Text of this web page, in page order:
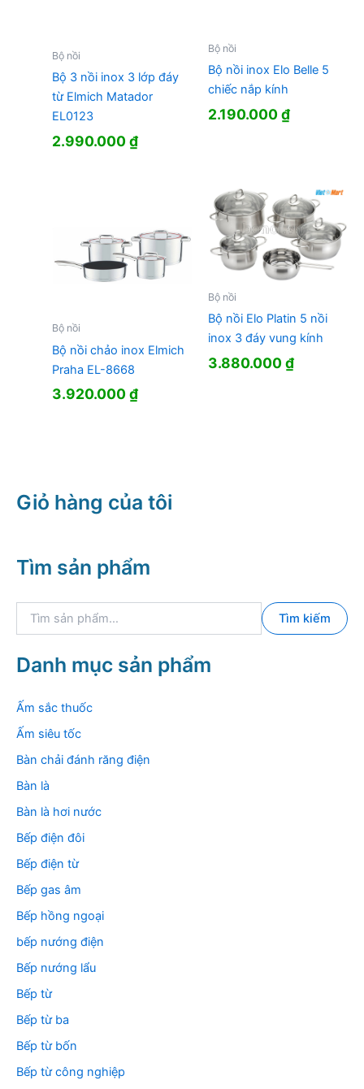
Bộ nồi
Bộ 3 nồi inox 3 lớp đáy
từ Elmich Matador
EL0123
2.990.000₫
Bộ nồi
Bộ nồi inox Elo Belle 5
chiếc nắp kính
2.190.000₫
Bộ nồi
Bộ nồi chảo inox Elmich
Praha EL-8668
3.920.000₫
Bộ nồi
Bộ nồi Elo Platin 5 nồi
inox 3 đáy vung kính
3.880.000₫
Giỏ hàng của tôi
Tìm sản phẩm
k
i
m
Tìm kiếm
Danh mục sản phẩm
Ấm sắc thuốc
Ấm siêu tốc
Bàn chải đánh răng điện
Bàn là
Bàn là hơi nước
Bếp điện đôi
Bếp điện từ
Bếp gas âm
Bếp hồng ngoại
bếp nướng điện
Bếp nướng lẩu
Bếp từ
Bếp từ ba
Bếp từ bốn
Bếp từ công nghiệp